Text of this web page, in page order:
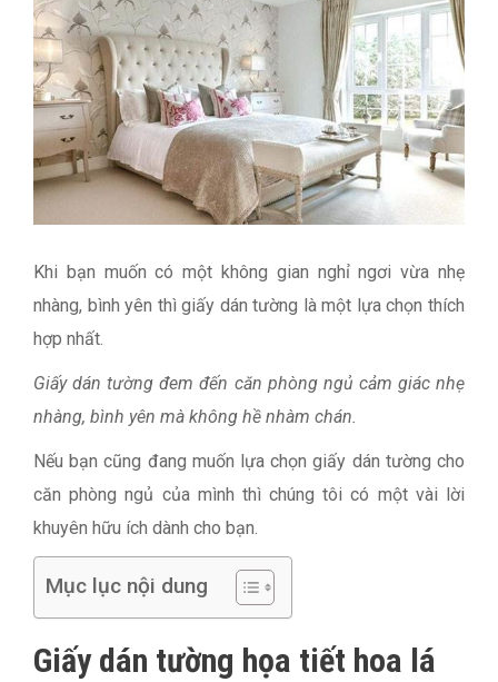
Khi bạn muốn có một không gian nghỉ ngơi vừa nhẹ
nhàng, bình yên thì giấy dán tường là một lựa chọn thích
hợp nhất.
Giấy dán tường đem đến căn phòng ngủ cảm giác nhẹ
nhàng, bình yên mà không hề nhàm chán.
Nếu bạn cũng đang muốn lựa chọn giấy dán tường cho
căn phòng ngủ của mình thì chúng tôi có một vài lời
khuyên hữu ích dành cho bạn.
Mục lục nội dung
Giấy dán tường họa tiết hoa lá